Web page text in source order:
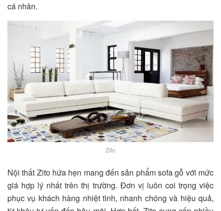
cá nhân.
Zito
Nội thất Zito hứa hẹn mang đến sản phẩm sofa gỗ với mức
giá hợp lý nhất trên thị trường. Đơn vị luôn coi trọng việc
phục vụ khách hàng nhiệt tình, nhanh chóng và hiệu quả,